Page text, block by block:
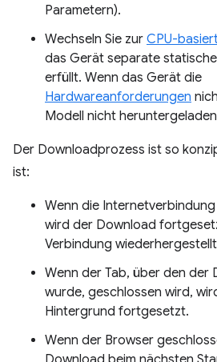
Parametern).
Wechseln Sie zur CPU-
das Gerät separate
erfüllt. Wenn das Gerät die
Hardwareanforderungen
Modell nicht
Der Downloadprozess ist so
ist:
Wenn die
wird der Download
Verbindung
Wenn der Tab, über den der
wurde, geschlossen wird,
Hintergrund fortgesetzt.
Wenn der Browser